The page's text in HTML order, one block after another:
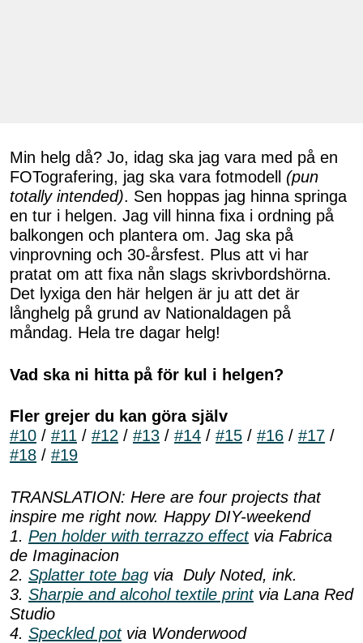
Min helg då? Jo, idag ska jag vara med på en
FOTografering, jag ska vara fotmodell (pun
totally intended). Sen hoppas jag hinna springa
en tur i helgen. Jag vill hinna fixa i ordning på
balkongen och plantera om. Jag ska på
vinprovning och 30-årsfest. Plus att vi har
pratat om att fixa nån slags skrivbordshörna.
Det lyxiga den här helgen är ju att det är
långhelg på grund av Nationaldagen på
måndag. Hela tre dagar helg!
Vad ska ni hitta på för kul i helgen?
Fler grejer du kan göra själv
#10 / #11 / #12 / #13 / #14 / #15 / #16 / #17 /
#18 / #19
TRANSLATION: Here are four projects that
inspire me right now. Happy DIY-weekend
1. Pen holder with terrazzo effectvia Fabrica
de Imaginacion
2. Splatter tote bag via Duly Noted, ink.
3. Sharpie and alcohol textile printvia Lana Red
Studio
4. Speckled potvia Wonderwood